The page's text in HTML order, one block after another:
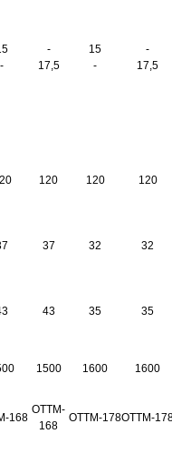
-
-
17,5
15
-
-
17,5
120 120 120
37 32 32
43 35 35
1500 1600 1600
168
ОТТМ-
168
ОТТМ-178ОТТМ-